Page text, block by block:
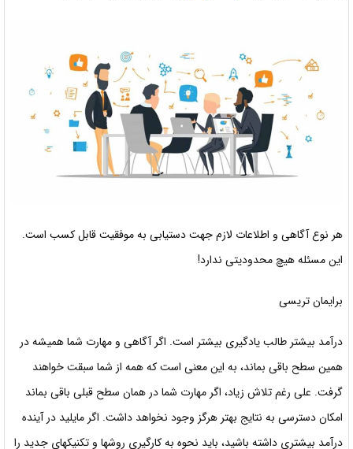
هر نوع آگاهی و اطلاعات لازم جهت دستیابی به موفقیت قابل کسب است.
این مسئله هیچ محدودیتی ندارد!
برایمان تریسی
درآمد بیشتر طالب یادگیری بیشتر است. اگر آگاهی و مهارت شما همیشه در
همین سطح باقی بماند، به این معنی است که همه از شما سبقت خواهند
گرفت. علی رغم تلاش زیاد، اگر مهارت شما در همان سطح قبلی باقی بماند
امکان دسترسی به نتایج بهتر هرگز وجود نخواهد داشت. اگر مایلید در آینده
درآمد بیشتری داشته باشید، باید نحوه به کارگیری روشها و تکنیکهای جدید را